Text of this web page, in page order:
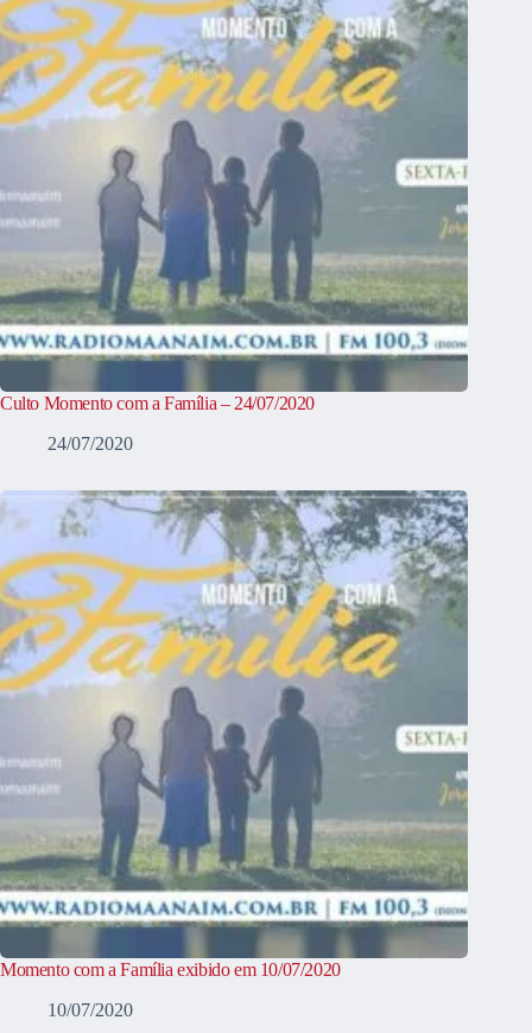
Culto Momento com a Família – 24/07/2020
24/07/2020
Momento com a Família exibido em 10/07/2020
10/07/2020